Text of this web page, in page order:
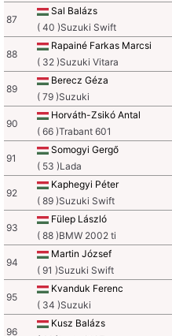
87
Sal Balázs
( 40 )Suzuki Swift
88
Rapainé Farkas Marcsi
( 32 )Suzuki Vitara
89
Berecz Géza
( 79 )Suzuki
90
Horváth-Zsikó Antal
( 66 )Trabant 601
91
Somogyi Gergő
( 53 )Lada
92
Kaphegyi Péter
( 89 )Suzuki Swift
93
Fülep László
( 88 )BMW 2002 ti
94
Martin József
( 91 )Suzuki Swift
95
Kvanduk Ferenc
( 34 )Suzuki
96
Kusz Balázs